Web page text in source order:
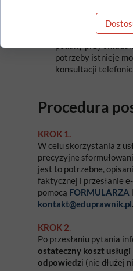
przepisów prawa
właściwego
: Udzielana
podany przy
potrzeby istnieje
konsultacji
Procedura
KROK 1.
W celu skorzystania z
precyzyjne
jest to potrzebne,
faktycznej i przesłanie
pomocą FORMULARZA
kontakt@eduprawnik.pl.
KROK 2.
Po przesłaniu pytania
ostateczny koszt usługi
odpowiedzi (nie dłużej